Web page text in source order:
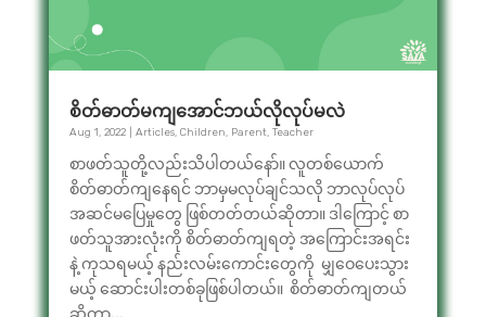
စိတ်ဓာတ်မကျအောင်ဘယ်လိုလုပ်မလဲ
Aug 1, 2022| Articles, Children, Parent, Teacher
စာဖတ်သူတို့လည်းသိပါတယ်နော်။ လူတစ်ယောက်
စိတ်ဓာတ်ကျနေရင် ဘာမှမလုပ်ချင်သလို ဘာလုပ်လုပ်
အဆင်မပြေမှုတွေ ဖြစ်တတ်တယ်ဆိုတာ။ ဒါကြောင့် စာ
ဖတ်သူအားလုံးကို စိတ်ဓာတ်ကျရတဲ့ အကြောင်းအရင်း
နဲ့ ကုသရမယ့် နည်းလမ်းကောင်းတွေကို မျှဝေပေးသွား
မယ့် ဆောင်းပါးတစ်ခုဖြစ်ပါတယ်။ စိတ်ဓာတ်ကျတယ်